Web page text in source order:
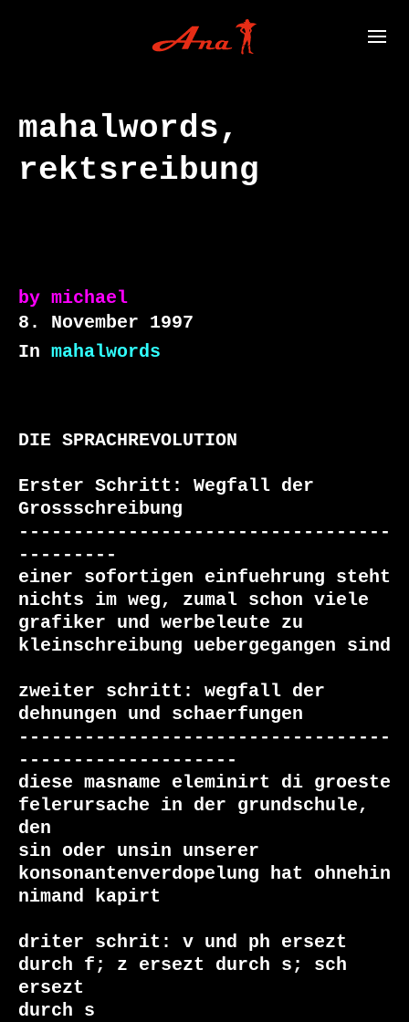
mahalwords,
rektsreibung
by michael
8. November 1997
In mahalwords
DIE SPRACHREVOLUTION
Erster Schritt: Wegfall der
Grossschreibung
----------------------------------
---------
einer sofortigen einfuehrung steht
nichts im weg, zumal schon viele
grafiker und werbeleute zu
kleinschreibung uebergegangen sind
zweiter schritt: wegfall der
dehnungen und schaerfungen
----------------------------------
--------------------
diese masname eleminirt di groeste
felerursache in der grundschule,
den
sin oder unsin unserer
konsonantenverdopelung hat ohnehin
nimand kapirt
driter schrit: v und ph ersezt
durch f; z ersezt durch s; sch
ersezt
durch s